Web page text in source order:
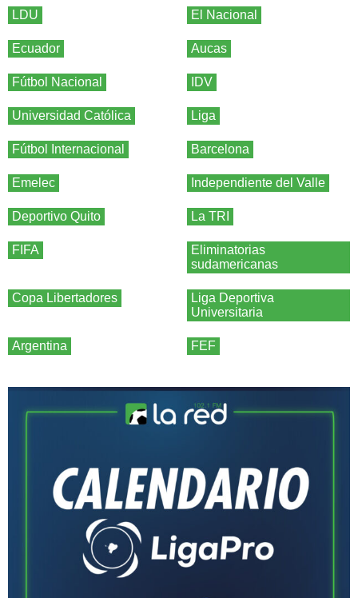
LDU El Nacional
Ecuador Aucas
Fútbol Nacional IDV
Universidad Católica Liga
Fútbol Internacional Barcelona
Emelec Independiente del Valle
Deportivo Quito La TRI
FIFA
Eliminatorias
sudamericanas
Copa Libertadores
Liga Deportiva
Universitaria
Argentina FEF